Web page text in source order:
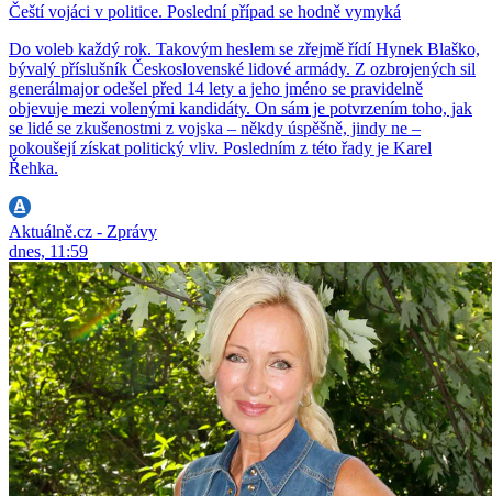
Čeští vojáci v politice. Poslední případ se hodně vymyká
Do voleb každý rok. Takovým heslem se zřejmě řídí Hynek Blaško,
bývalý příslušník Československé lidové armády. Z ozbrojených sil
generálmajor odešel před 14 lety a jeho jméno se pravidelně
objevuje mezi volenými kandidáty. On sám je potvrzením toho, jak
se lidé se zkušenostmi z vojska – někdy úspěšně, jindy ne –
pokoušejí získat politický vliv. Posledním z této řady je Karel
Řehka.
Aktuálně.cz - Zprávy
dnes, 11:59